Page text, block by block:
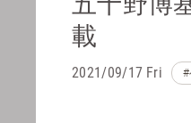
載
2021/09/17 Fri #